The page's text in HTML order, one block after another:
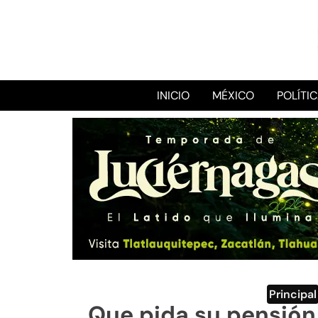
INICIO MÉXICO
Principal